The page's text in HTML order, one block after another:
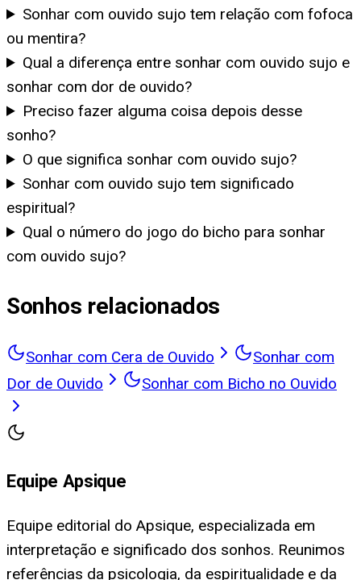
Sonhar com ouvido sujo tem relação com fofoca
ou mentira?
Qual a diferença entre sonhar com ouvido sujo e
sonhar com dor de ouvido?
Preciso fazer alguma coisa depois desse
sonho?
O que significa sonhar com ouvido sujo?
Sonhar com ouvido sujo tem significado
espiritual?
Qual o número do jogo do bicho para sonhar
com ouvido sujo?
Sonhos relacionados
Sonhar com Cera de Ouvido
Sonhar com
Dor de Ouvido
Sonhar com Bicho no Ouvido
Equipe Apsique
Equipe editorial do Apsique, especializada em
interpretação e significado dos sonhos. Reunimos
referências da psicologia, da espiritualidade e da